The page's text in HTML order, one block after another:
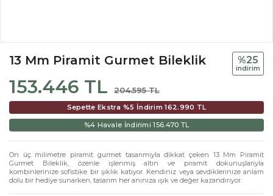
13 Mm Piramit Gurmet Bileklik
153.446 TL 204.595 TL
%25
i̇ndi̇ri̇m
Sepette Ekstra %5 İndirim162.990 TL
%4 Havale İndirimi156.470 TL
On üç milimetre piramit gurmet tasarımıyla dikkat çeken 13 Mm Piramit
Gurmet Bileklik, özenle işlenmiş altın ve piramit dokunuşlarıyla
kombinlerinize sofistike bir şıklık katıyor. Kendiniz veya sevdiklerinize anlam
dolu bir hediye sunarken, tasarım her anınıza ışık ve değer kazandırıyor.